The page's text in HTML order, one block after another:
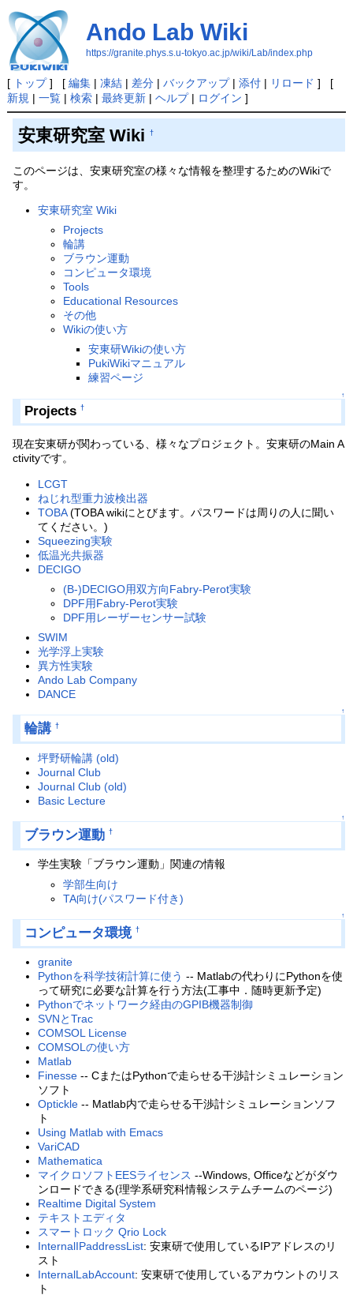
Ando Lab Wiki
https://granite.phys.s.u-tokyo.ac.jp/wiki/Lab/index.php
[ トップ] [ 編集| 凍結| 差分| バックアップ| 添付| リロード ] [
新規 | 一覧| 検索| 最終更新| ヘルプ| ログイン ]
安東研究室 Wiki †
このページは、安東研究室の様々な情報を整理するためのWikiで
す。
安東研究室 Wiki
Projects
輪講
ブラウン運動
コンピュータ環境
Tools
Educational Resources
その他
Wikiの使い方
安東研Wikiの使い方
PukiWikiマニュアル
練習ページ
↑
Projects†
現在安東研が関わっている、様々なプロジェクト。安東研のMain A
ctivityです。
LCGT
ねじれ型重力波検出器
TOBA(TOBA wikiにとびます。パスワードは周りの人に聞い
てください。)
Squeezing実験
低温光共振器
DECIGO
(B-)DECIGO用双方向Fabry-Perot実験
DPF用Fabry-Perot実験
DPF用レーザーセンサー試験
SWIM
光学浮上実験
異方性実験
Ando Lab Company
DANCE
↑
輪講 †
坪野研輪講 (old)
Journal Club
Journal Club (old)
Basic Lecture
↑
ブラウン運動 †
学生実験「ブラウン運動」関連の情報
学部生向け
TA向け(パスワード付き)
↑
コンピュータ環境 †
granite
Pythonを科学技術計算に使う -- Matlabの代わりにPythonを使
って研究に必要な計算を行う方法(工事中．随時更新予定)
Pythonでネットワーク経由のGPIB機器制御
SVNとTrac
COMSOL License
COMSOLの使い方
Matlab
Finesse -- CまたはPythonで走らせる干渉計シミュレーション
ソフト
Optickle -- Matlab内で走らせる干渉計シミュレーションソフ
ト
Using Matlab with Emacs
VariCAD
Mathematica
マイクロソフトEESライセンス --Windows, Officeなどがダウ
ンロードできる(理学系研究科情報システムチームのページ)
Realtime Digital System
テキストエディタ
スマートロック Qrio Lock
InternalIPaddressList: 安東研で使用しているIPアドレスのリ
スト
InternalLabAccount: 安東研で使用しているアカウントのリス
ト